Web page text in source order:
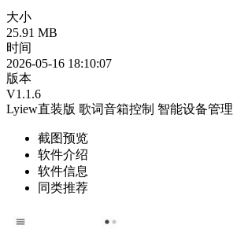
大小
25.91 MB
时间
2026-05-16 18:10:07
版本
V1.1.6
Lyiew直装版 歌词音箱控制 智能设备管理
截图预览
软件介绍
软件信息
同类推荐